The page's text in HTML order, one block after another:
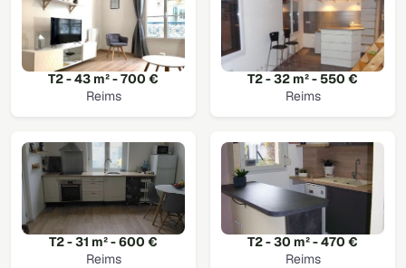
T2 - 43 m² - 700 €
Reims
T2 - 32 m² - 550 €
Reims
T2 - 31 m² - 600 €
Reims
T2 - 30 m² - 470 €
Reims